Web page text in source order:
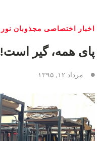
اخبار اختصاصی مجذوبان نور
پای همه، گیر است!
مرداد ۱۲, ۱۳۹۵